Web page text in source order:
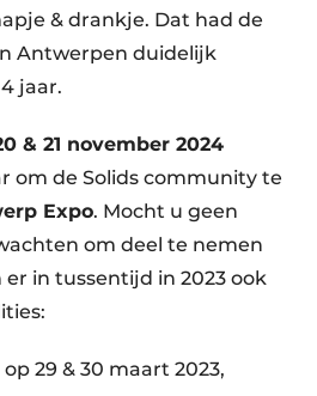
& drankje. Dat had de
Antwerpen duidelijk
jaar.
& 21 november 2024
om de Solids community te
Expo. Mocht u geen
om deel te nemen
in tussentijd in 2023 ook
op 29 & 30 maart 2023,